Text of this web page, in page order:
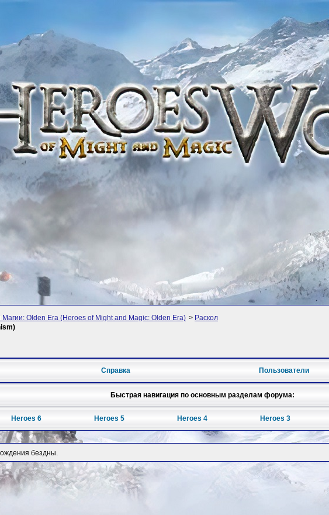
Olden Era (Heroes of Might and Magic: Olden Era) > Раскол
Справка Пользователи
Быстрая навигация по основным разделам форума:
Heroes 6 Heroes 5 Heroes 4 Heroes 3
бездны.